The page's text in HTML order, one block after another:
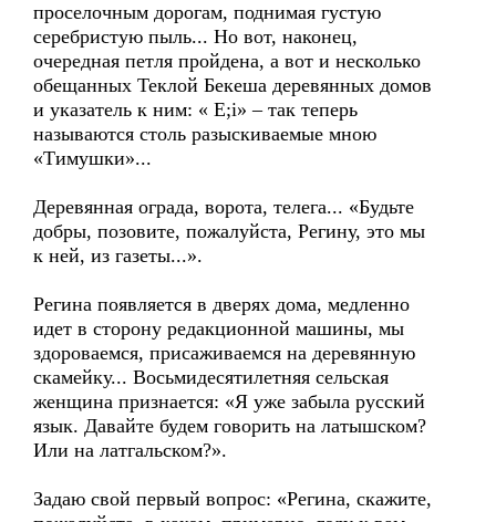
проселочным дорогам, поднимая густую
серебристую пыль... Но вот, наконец,
очередная петля пройдена, а вот и несколько
обещанных Теклой Бекеша деревянных домов
и указатель к ним: « E;i» – так теперь
называются столь разыскиваемые мною
«Тимушки»...
Деревянная ограда, ворота, телега... «Будьте
добры, позовите, пожалуйста, Регину, это мы
к ней, из газеты...».
Регина появляется в дверях дома, медленно
идет в сторону редакционной машины, мы
здороваемся, присаживаемся на деревянную
скамейку... Восьмидесятилетняя сельская
женщина признается: «Я уже забыла русский
язык. Давайте будем говорить на латышском?
Или на латгальском?».
Задаю свой первый вопрос: «Регина, скажите,